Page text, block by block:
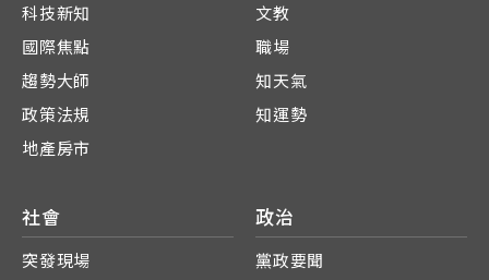
科技新知
國際焦點
趨勢大師
政策法規
地產房市
文教
職場
知天氣
知運勢
社會
突發現場
政治
黨政要聞